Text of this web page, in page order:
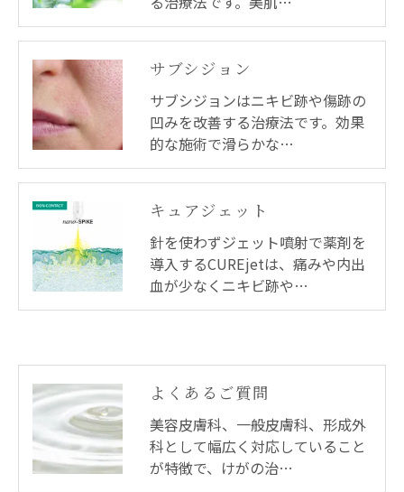
サブシジョン
サブシジョンはニキビ跡や傷跡の
凹みを改善する治療法です。効果
的な施術で滑らかな…
キュアジェット
針を使わずジェット噴射で薬剤を
導入するCUREjetは、痛みや内出
血が少なくニキビ跡や…
よくあるご質問
美容皮膚科、一般皮膚科、形成外
科として幅広く対応していること
が特徴で、けがの治…